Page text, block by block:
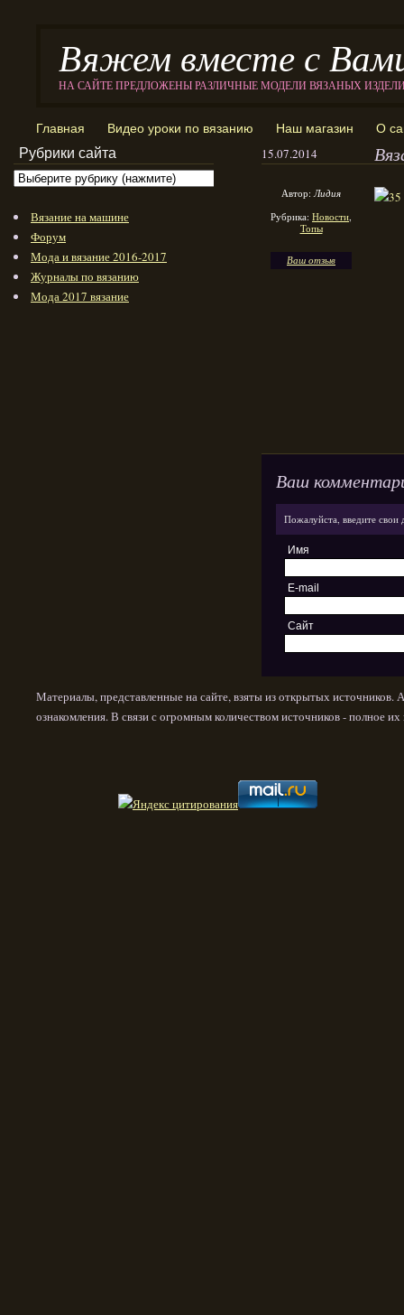
Вяжем вместе с
НА САЙТЕ ПРЕДЛОЖЕНЫ РАЗЛИЧНЫЕ МОДЕЛИ ВЯЗАНЫХ
Главная Видео уроки по вязанию Наш магазин О
15.07.2014
Автор:Лидия
Рубрика: Новости,
Топы
Ваш отзыв
Ваш
Пожалуйста, введите
Имя
E-mail
Сайт
Рубрики сайта
Вязание на машине
Форум
Мода и вязание 2016-2017
Журналы по вязанию
Мода 2017 вязание
Материалы, представленные на сайте, взяты из открытых
ознакомления. В связи с огромным количеством источников - полное